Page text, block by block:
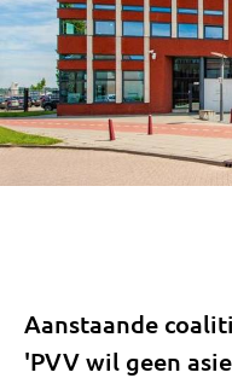
Aanstaande
'PVV wil geen